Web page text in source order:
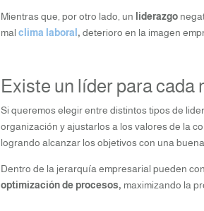
Mientras que, por otro lado, un liderazgo
malclima laboral ,deterioro en la imagen
Existe un líder para cada
Si queremos elegir entre distintos tipos de
organización y ajustarlos a los valores de la
logrando alcanzar los objetivos con una
Dentro de la jerarquía empresarial pueden
optimización de procesos, maximizando la